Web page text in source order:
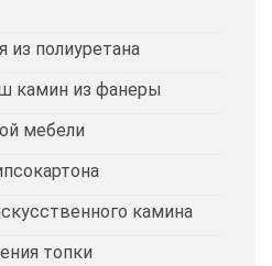
из полиуретана
камин из фанеры
мебели
камина
топки